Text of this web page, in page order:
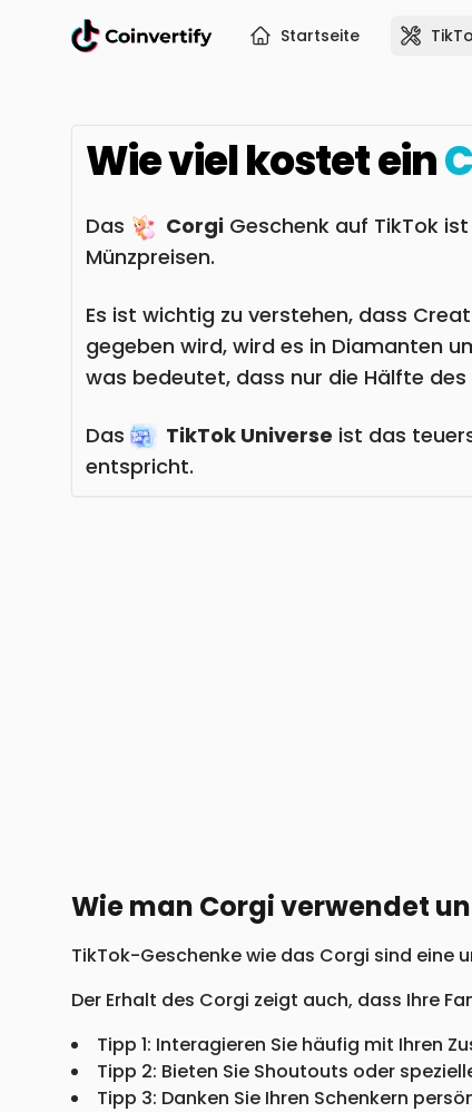
Startseite
Wie viel kostet ein
Das Corgi Geschenk auf TikTok ist
Münzpreisen.
Es ist wichtig zu verstehen, dass
gegeben wird, wird es in Diamanten
was bedeutet, dass nur die Hälfte
Das TikTok Universe ist das
entspricht.
Wie man Corgi verwendet
TikTok-Geschenke wie das Corgi sind eine
Der Erhalt des Corgi zeigt auch, dass Ihre
Tipp 1: Interagieren Sie häufig mit Ihren
Tipp 2: Bieten Sie Shoutouts oder
Tipp 3: Danken Sie Ihren Schenkern